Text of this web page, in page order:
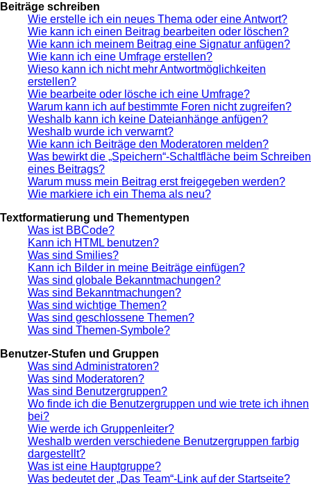
Beiträge schreiben
Wie erstelle ich ein neues Thema oder eine Antwort?
Wie kann ich einen Beitrag bearbeiten oder löschen?
Wie kann ich meinem Beitrag eine Signatur anfügen?
Wie kann ich eine Umfrage erstellen?
Wieso kann ich nicht mehr Antwortmöglichkeiten
erstellen?
Wie bearbeite oder lösche ich eine Umfrage?
Warum kann ich auf bestimmte Foren nicht zugreifen?
Weshalb kann ich keine Dateianhänge anfügen?
Weshalb wurde ich verwarnt?
Wie kann ich Beiträge den Moderatoren melden?
Was bewirkt die „Speichern“-Schaltfläche beim Schreiben
eines Beitrags?
Warum muss mein Beitrag erst freigegeben werden?
Wie markiere ich ein Thema als neu?
Textformatierung und Thementypen
Was ist BBCode?
Kann ich HTML benutzen?
Was sind Smilies?
Kann ich Bilder in meine Beiträge einfügen?
Was sind globale Bekanntmachungen?
Was sind Bekanntmachungen?
Was sind wichtige Themen?
Was sind geschlossene Themen?
Was sind Themen-Symbole?
Benutzer-Stufen und Gruppen
Was sind Administratoren?
Was sind Moderatoren?
Was sind Benutzergruppen?
Wo finde ich die Benutzergruppen und wie trete ich ihnen
bei?
Wie werde ich Gruppenleiter?
Weshalb werden verschiedene Benutzergruppen farbig
dargestellt?
Was ist eine Hauptgruppe?
Was bedeutet der „Das Team“-Link auf der Startseite?